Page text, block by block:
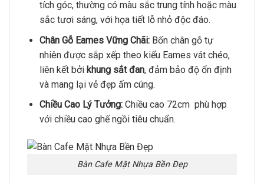
tích góc, thường có màu sắc trung tính hoặc màu
sắc tươi sáng, với họa tiết lỗ nhỏ độc đáo.
Chân Gỗ Eames Vững Chãi:Bốn chân gỗ tự
nhiên được sắp xếp theo kiểu Eames vát chéo,
liên kết bởi khung sắt đan, đảm bảo độ ổn định
và mang lại vẻ đẹp ấm cúng.
Chiều Cao Lý Tưởng:Chiều cao 72cm phù hợp
với chiều cao ghế ngồi tiêu chuẩn.
Bàn Cafe Mặt Nhựa Bền Đẹp